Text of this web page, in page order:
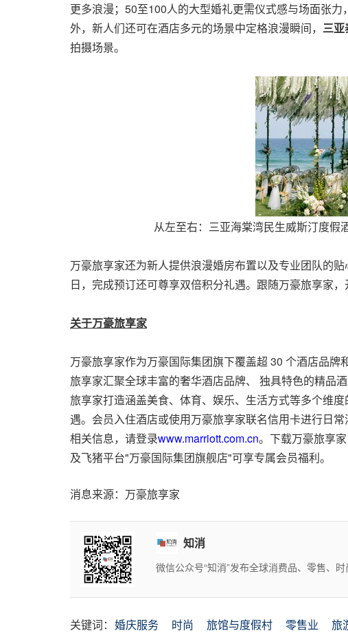
更多浪漫；50至100人的大型婚礼更需仪式感与场面张力，
外，新人们还可在酒店多元的场景中定格浪漫瞬间， 三
拍摄场景。
从左至右：三亚海棠湾民生威斯汀度
万豪旅享家还为新人提供浪漫婚房布置以及专业团队的
日，完成预订还可尊享双倍积分礼遇。跟随万豪旅享家，
关于万豪旅享家
万豪旅享家作为万豪国际集团旗下覆盖超 30 个酒店品
旅享家汇聚全球丰富的奢华酒店品牌、 独具特色的精品
旅享家打造涵盖美食、体育、娱乐、生活方式等多个维
遇。会员入住酒店或使用万豪旅享家联名信用卡进行日
相关信息，请登录www.marriott.com.cn。下载万豪旅享
及飞猪平台"万豪国际集团旗舰店"可享专属会员福利。
消息来源：万豪旅享家
知消
微信公众号“知消”发布全球消费品、零售、
关键词： 婚庆服务 时尚 旅馆与度假村 零售业 旅